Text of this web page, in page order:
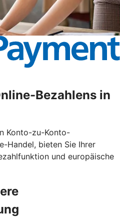
Bezahlens in
Konto-zu-Konto-
Handel, bieten Sie Ihrer
und europäische